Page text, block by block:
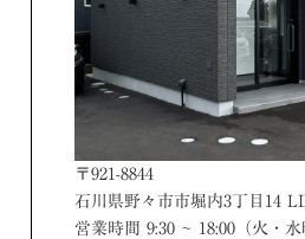
〒921-8844
石川県野々市市堀内3丁目14
営業時間 9:30 ~ 18:00（火・水